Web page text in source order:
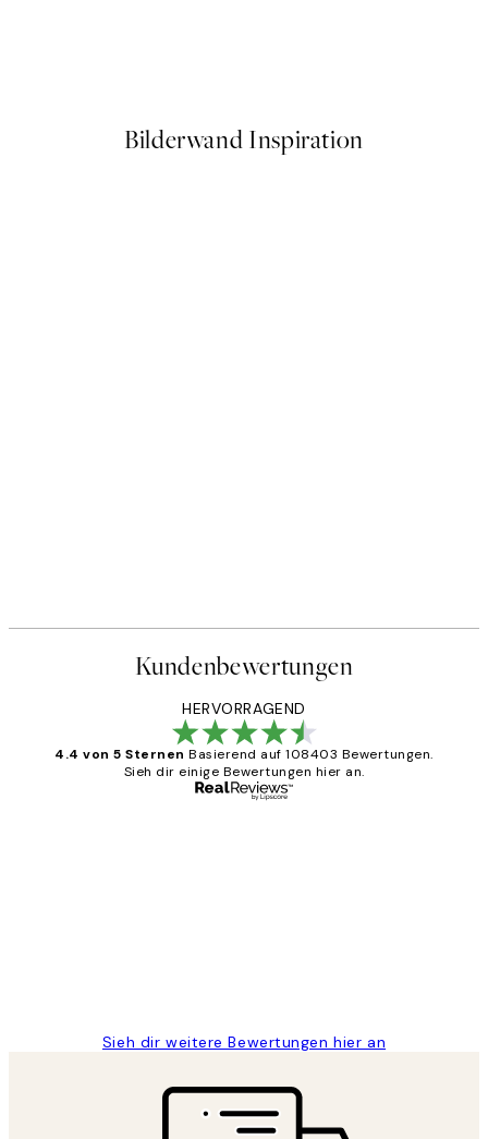
Bilderwand Inspiration
Kundenbewertungen
HERVORRAGEND
4.4 von 5 Sternen Basierend auf 108403 Bewertungen.
Sieh dir einige Bewertungen hier an.
Sieh dir weitere Bewertungen hier an